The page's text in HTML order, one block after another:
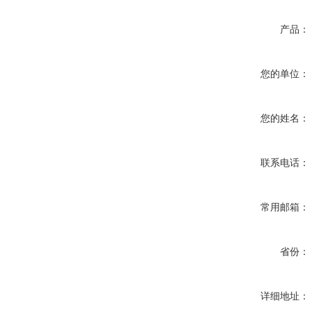
产品：
您的单位：
您的姓名：
联系电话：
常用邮箱：
省份：
详细地址：